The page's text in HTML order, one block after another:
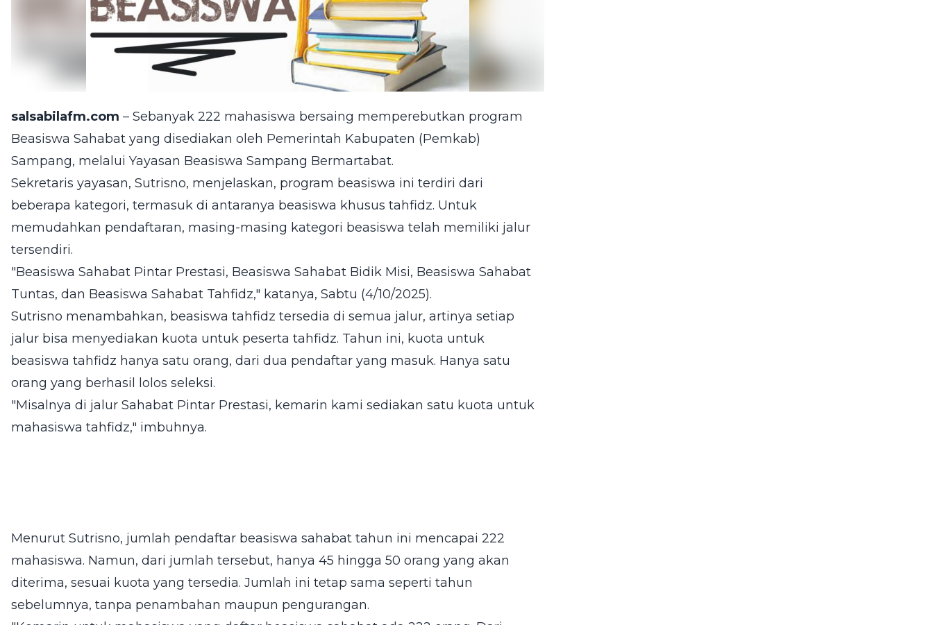
salsabilafm.com – Sebanyak 222 mahasiswa bersaing memperebutkan program
Beasiswa Sahabat yang disediakan oleh Pemerintah Kabupaten (Pemkab)
Sampang, melalui Yayasan Beasiswa Sampang Bermartabat.
Sekretaris yayasan, Sutrisno, menjelaskan, program beasiswa ini terdiri dari
beberapa kategori, termasuk di antaranya beasiswa khusus tahfidz. Untuk
memudahkan pendaftaran, masing-masing kategori beasiswa telah memiliki jalur
tersendiri.
"Beasiswa Sahabat Pintar Prestasi, Beasiswa Sahabat Bidik Misi, Beasiswa Sahabat
Tuntas, dan Beasiswa Sahabat Tahfidz," katanya, Sabtu (4/10/2025).
Sutrisno menambahkan, beasiswa tahfidz tersedia di semua jalur, artinya setiap
jalur bisa menyediakan kuota untuk peserta tahfidz. Tahun ini, kuota untuk
beasiswa tahfidz hanya satu orang, dari dua pendaftar yang masuk. Hanya satu
orang yang berhasil lolos seleksi.
"Misalnya di jalur Sahabat Pintar Prestasi, kemarin kami sediakan satu kuota untuk
mahasiswa tahfidz," imbuhnya.
Menurut Sutrisno, jumlah pendaftar beasiswa sahabat tahun ini mencapai 222
mahasiswa. Namun, dari jumlah tersebut, hanya 45 hingga 50 orang yang akan
diterima, sesuai kuota yang tersedia. Jumlah ini tetap sama seperti tahun
sebelumnya, tanpa penambahan maupun pengurangan.